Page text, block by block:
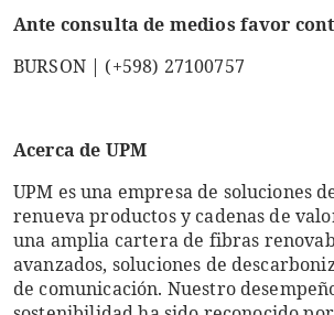
Ante consulta de medios favor
BURSON | (+598) 27100757
Acerca de UPM
UPM es una empresa de soluciones
renueva productos y cadenas de
una amplia cartera de fibras
avanzados, soluciones de
de comunicación. Nuestro